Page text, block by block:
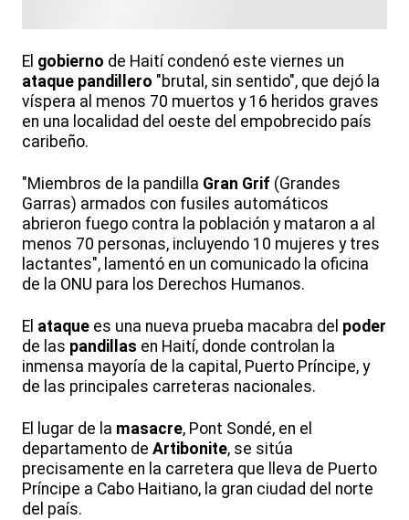
El gobierno de Haití condenó este viernes un
ataque pandillero "brutal, sin sentido", que dejó la
víspera al menos 70 muertos y 16 heridos graves
en una localidad del oeste del empobrecido país
caribeño.
"Miembros de la pandilla Gran Grif (Grandes
Garras) armados con fusiles automáticos
abrieron fuego contra la población y mataron a al
menos 70 personas, incluyendo 10 mujeres y tres
lactantes", lamentó en un comunicado la oficina
de la ONU para los Derechos Humanos.
El ataque es una nueva prueba macabra del poder
de las pandillas en Haití, donde controlan la
inmensa mayoría de la capital, Puerto Príncipe, y
de las principales carreteras nacionales.
El lugar de la masacre, Pont Sondé, en el
departamento de Artibonite, se sitúa
precisamente en la carretera que lleva de Puerto
Príncipe a Cabo Haitiano, la gran ciudad del norte
del país.